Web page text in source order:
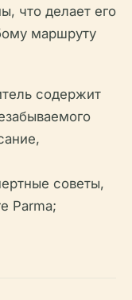
что делает его
маршруту
содержит
советы,
Parma;